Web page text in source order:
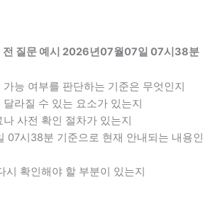
전 질문 예시 2026년07월07일 07시38분
능 여부를 판단하는 기준은 무엇인지
라질 수 있는 요소가 있는지
사전 확인 절차가 있는지
07시38분 기준으로 현재 안내되는 내용인
시 확인해야 할 부분이 있는지